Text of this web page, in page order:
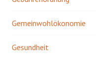
Gemeinwohlökonomie
Gesundheit